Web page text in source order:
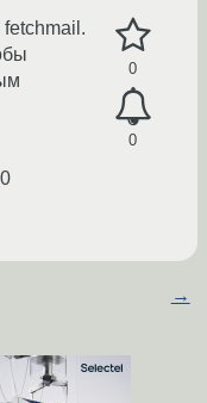
0
0
→